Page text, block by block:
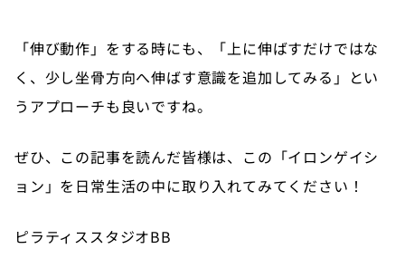
「伸び動作」をする時にも、「上に伸ばすだけではな
く、少し坐骨方向へ伸ばす意識を追加してみる」とい
うアプローチも良いですね。
ぜひ、この記事を読んだ皆様は、この「イロンゲイシ
ョン」を日常生活の中に取り入れてみてください！
ピラティススタジオBB